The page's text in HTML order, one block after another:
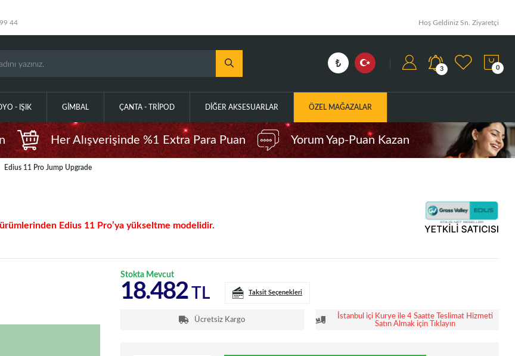
44 Hoş Geldiniz Sn. Ziyaretçi
3 0
- IŞIK GIMBAL ÇANTA - TRIPOD DIĞER AKSESUARLAR ÖZEL MAĞAZALAR
Her Alışverişinde %1 Extra Para Puan Yorum Yap-Puan Kazan
Edius 11 Pro Jump Upgrade
Edius 11 Pro’ya yükseltme modelidir.
Stokta Mevcut
18.482TL Taksit Seçenekleri
Ücretsiz Kargo
İstanbul içi Kurye ile 4 Saatte Teslimat Hizmeti
Satın Almak için Tıklayın